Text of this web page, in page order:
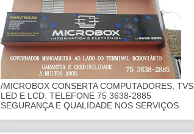
/MICROBOX CONSERTA COMPUTADORES, TVS
LED E LCD. TELEFONE 75 3638-2885
SEGURANÇA E QUALIDADE NOS SERVIÇOS.